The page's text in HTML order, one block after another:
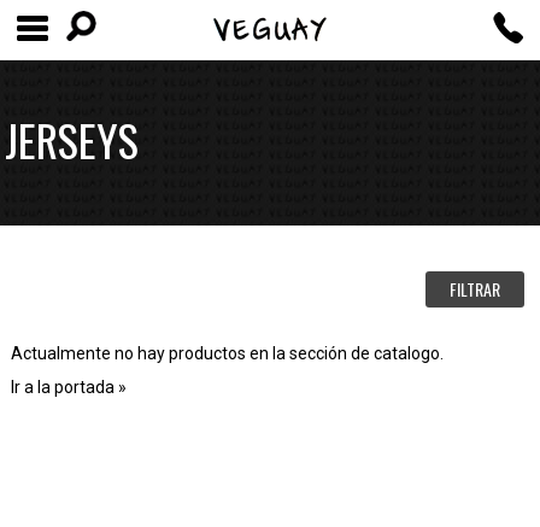
JERSEYS
FILTRAR
Actualmente no hay productos en la sección de catalogo.
Ir a la portada »